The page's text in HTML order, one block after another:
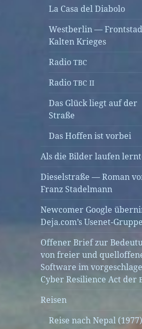
La Casa del Diabolo
Westberlin —
Kalten Krieges
RadioTBC
RadioTBC II
Das Glück liegt auf der
Straße
Das Hoffen ist vorbei
Als die Bilder laufen
Dieselstraße — Roman
Franz Stadelmann
Newcomer Google
Deja.com’s Usenet-
Offener Brief zur
von freier und
Software im
Cyber Resilience Act der
Reisen
Reise nach Nepal